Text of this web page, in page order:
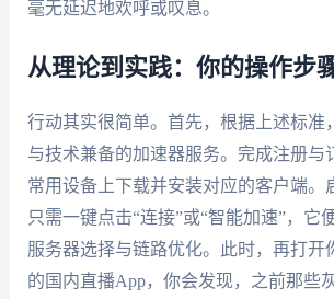
毫无延迟地欢呼或叹息。
从理论到实践：你的操作步
行动其实很简单。首先，根据上述标准
与技术兼备的加速器服务。完成注册与
常用设备上下载并安装对应的客户端。
只需一键点击“连接”或“智能加速”，它
服务器选择与链路优化。此时，再打开
的国内直播App，你会发现，之前那些